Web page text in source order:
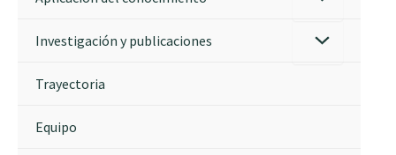
Investigación y publicaciones
Trayectoria
Equipo